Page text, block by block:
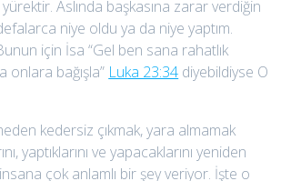
Aslında başkasına zarar verdiğin
niye oldu ya da niye yaptım.
için İsa “Gel ben sana rahatlık
onlara bağışla” Luka 23:34 diyebildiyse O
kedersiz çıkmak, yara almamak
yaptıklarını ve yapacaklarını yeniden
çok anlamlı bir şey veriyor. İşte o